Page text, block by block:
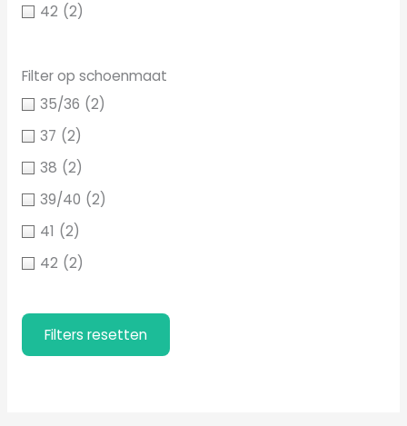
42 (2)
Filter op schoenmaat
35/36 (2)
37 (2)
38 (2)
39/40 (2)
41 (2)
42 (2)
Filters resetten